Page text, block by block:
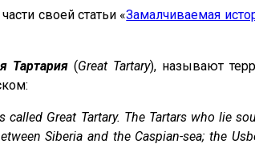
своей статьи «Замалчиваемая
Тартария (Great Tartary), называют
Great Tartary. The Tartars who lie
Siberia and the Caspian-sea; the